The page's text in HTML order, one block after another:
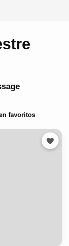
favoritos